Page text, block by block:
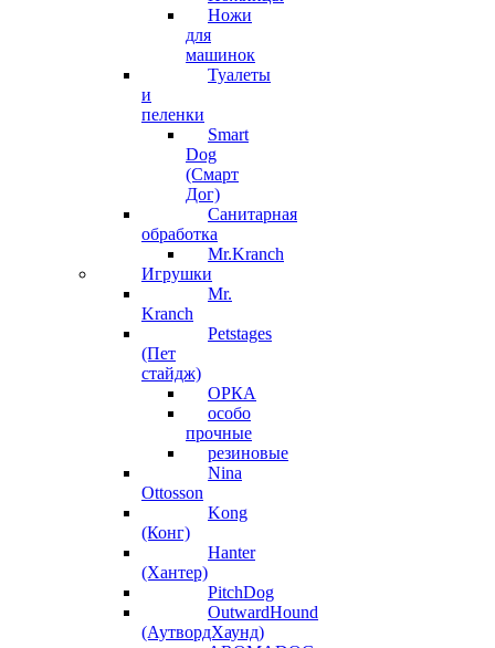
Ножи
для
машинок
Туалеты
и
пеленки
Smart
Dog
(Смарт
Дог)
Санитарная
обработка
Mr.Kranch
Игрушки
Mr.
Kranch
Petstages
(Пет
стайдж)
ОРКА
особо
прочные
резиновые
Nina
Ottosson
Kong
(Конг)
Hanter
(Хантер)
PitchDog
OutwardHound
(АутвордХаунд)